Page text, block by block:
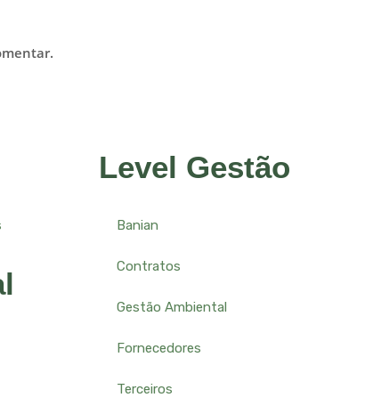
Level Gestão
Banian
Contratos
Gestão Ambiental
Fornecedores
Terceiros